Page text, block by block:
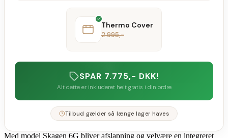
Thermo Cover
2.995,-
SPAR 7.775,- DKK!
Alt dette er inkluderet helt gratis i din ordre
Tilbud gælder så længe lager haves
Med model Skagen 6G bliver afslapning og velvære en integreret